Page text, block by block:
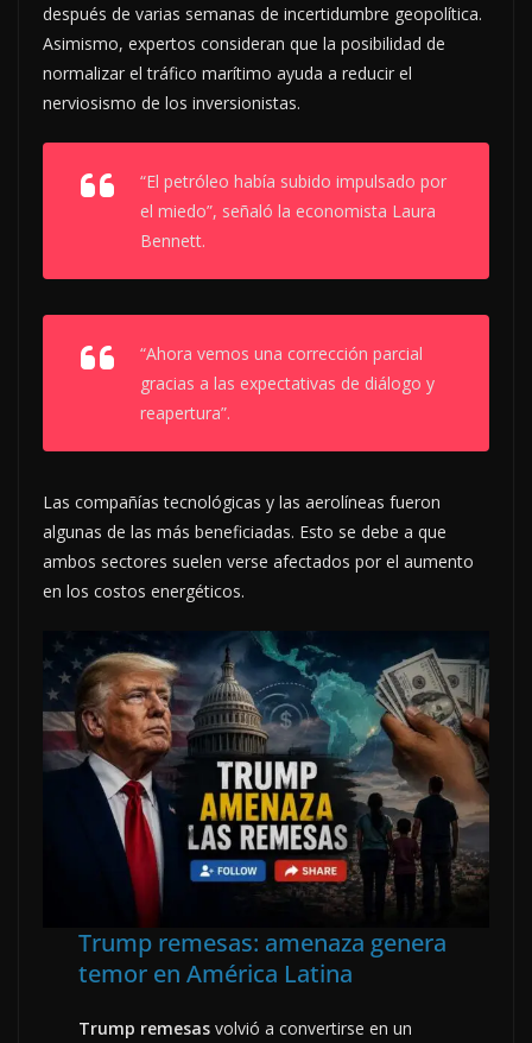
después de varias semanas de incertidumbre geopolítica.
Asimismo, expertos consideran que la posibilidad de
normalizar el tráfico marítimo ayuda a reducir el
nerviosismo de los inversionistas.
“El petróleo había subido impulsado por
el miedo”, señaló la economista Laura
Bennett.
“Ahora vemos una corrección parcial
gracias a las expectativas de diálogo y
reapertura”.
Las compañías tecnológicas y las aerolíneas fueron
algunas de las más beneficiadas. Esto se debe a que
ambos sectores suelen verse afectados por el aumento
en los costos energéticos.
Trump remesas: amenaza genera
temor en América Latina
Trump remesas volvió a convertirse en un